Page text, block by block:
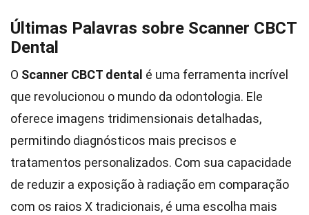
Últimas Palavras sobre Scanner CBCT
Dental
O Scanner CBCT dental é uma ferramenta incrível
que revolucionou o mundo da odontologia. Ele
oferece imagens tridimensionais detalhadas,
permitindo diagnósticos mais precisos e
tratamentos personalizados. Com sua capacidade
de reduzir a exposição à radiação em comparação
com os raios X tradicionais, é uma escolha mais